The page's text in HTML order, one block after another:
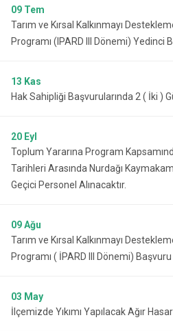
09 Tem
Tarım ve Kırsal Kalkınmayı
Programı (IPARD III Dönemi) Yedinci
13 Kas
Hak Sahipliği Başvurularında 2 ( İki )
20 Eyl
Toplum Yararına Program
Tarihleri Arasında Nurdağı
Geçici Personel Alınacaktır.
09Ağu
Tarım ve Kırsal Kalkınmayı
Programı ( İPARD III Dönemi) Başvuru
03 May
İlçemizde Yıkımı Yapılacak Ağır